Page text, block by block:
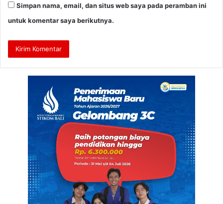
Simpan nama, email, dan situs web saya pada peramban ini
untuk komentar saya berikutnya.